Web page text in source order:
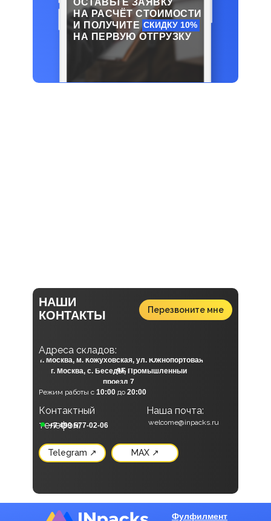
ОСТАВЬТЕ ЗАЯВКУ
НА РАСЧЁТ СТОИМОСТИ
И ПОЛУЧИТЕ
НА ПЕРВУЮ ОТГРУЗКУ
СКИДКУ 10%
Наши социальные сети:
НАШИ
КОНТАКТЫ
Адреса складов:
Перезвоните мне
Режим работы с 10:00 до 20:00
Наша почта:
Контактный
телефон:
welcome@inpacks.ru
г. Москва, с. Беседы, Промышленный
проезд 7
+7 499 577-02-06
г. Москва, м. Кожуховская, ул. Южнопортовая
9Б
MAX ↗
Telegram ↗
Фулфилмент